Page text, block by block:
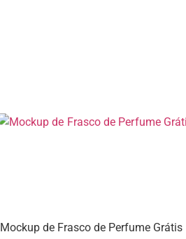
Mockup de Frasco de Perfume Grátis